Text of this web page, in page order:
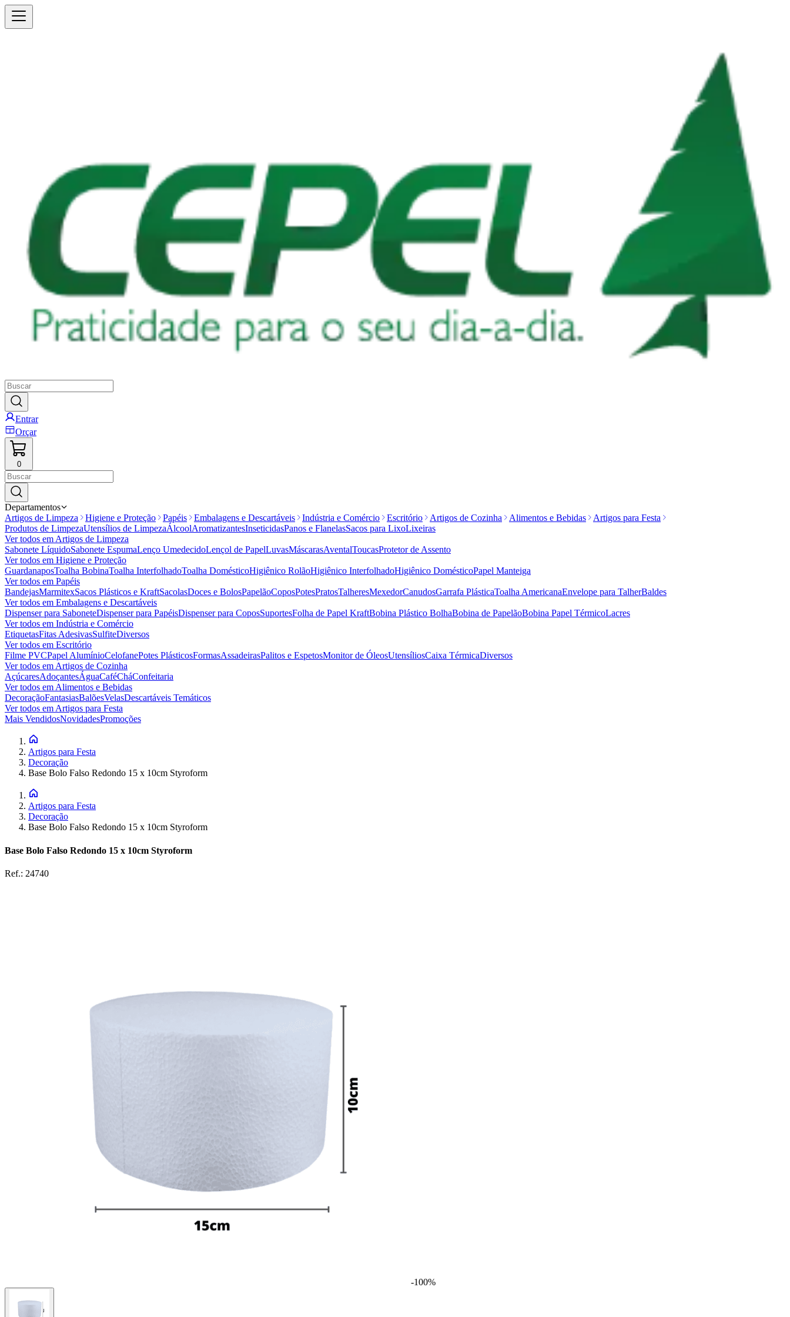
Entrar
Orçar
0
Departamentos
Artigos de Limpeza
Higiene e Proteção Papéis Embalagens e Descartáveis Indústria e Comércio Escritório Artigos de Cozinha Alimentos e Bebidas
Artigos para Festa
Produtos de LimpezaUtensílios de LimpezaÁlcoolAromatizantesInseticidasPanos e FlanelasSacos para LixoLixeiras
Ver todos emArtigos de Limpeza
Sabonete LíquidoSabonete EspumaLenço UmedecidoLençol de PapelLuvasMáscarasAventalToucasProtetor de Assento
Ver todos em Higiene e Proteção
GuardanaposToalha BobinaToalha InterfolhadoToalha DomésticoHigiênico RolãoHigiênico InterfolhadoHigiênico DomésticoPapel Manteiga
Ver todos em Papéis
BandejasMarmitexSacos Plásticos e KraftSacolasDoces e BolosPapelãoCoposPotesPratosTalheresMexedorCanudosGarrafa PlásticaToalha AmericanaEnvelope para TalherBaldes
Ver todos em Embalagens e Descartáveis
Dispenser para SaboneteDispenser para PapéisDispenser para CoposSuportesFolha de Papel KraftBobina Plástico BolhaBobina de PapelãoBobina Papel TérmicoLacres
Ver todos em Indústria e Comércio
EtiquetasFitas AdesivasSulfiteDiversos
Ver todos em Escritório
Filme PVCPapel AlumínioCelofanePotes PlásticosFormasAssadeirasPalitos e EspetosMonitor de ÓleosUtensíliosCaixa TérmicaDiversos
Ver todos emArtigos de Cozinha
AçúcaresAdoçantesÁguaCaféCháConfeitaria
Ver todos emAlimentos e Bebidas
DecoraçãoFantasiasBalõesVelasDescartáveis Temáticos
Ver todos emArtigos para Festa
Mais VendidosNovidadesPromoções
Artigos para Festa
Decoração
Base Bolo Falso Redondo 15 x 10cm Styroform
Artigos para Festa
Decoração
Base Bolo Falso Redondo 15 x 10cm Styroform
Base Bolo Falso Redondo 15 x 10cm Styroform
Ref.: 24740
-100%